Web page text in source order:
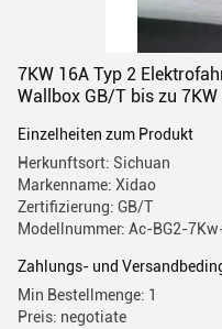
7KW 16A Typ 2
Wallbox GB/T bis zu
Einzelheiten zum Produkt
Herkunftsort: Sichuan
Markenname: Xidao
Zertifizierung: GB/T
Modellnummer: Ac-BG2-7Kw-
Zahlungs- und
Min Bestellmenge: 1
Preis: negotiate